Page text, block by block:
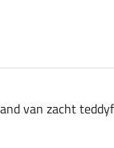
van zacht